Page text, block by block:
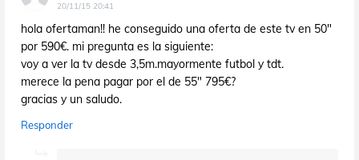
20/11/15 20:41
hola ofertaman!! he conseguido una oferta de este tv en 50"
por 590€. mi pregunta es la siguiente:
voy a ver la tv desde 3,5m.mayormente futbol y tdt.
merece la pena pagar por el de 55" 795€?
gracias y un saludo.
Responder